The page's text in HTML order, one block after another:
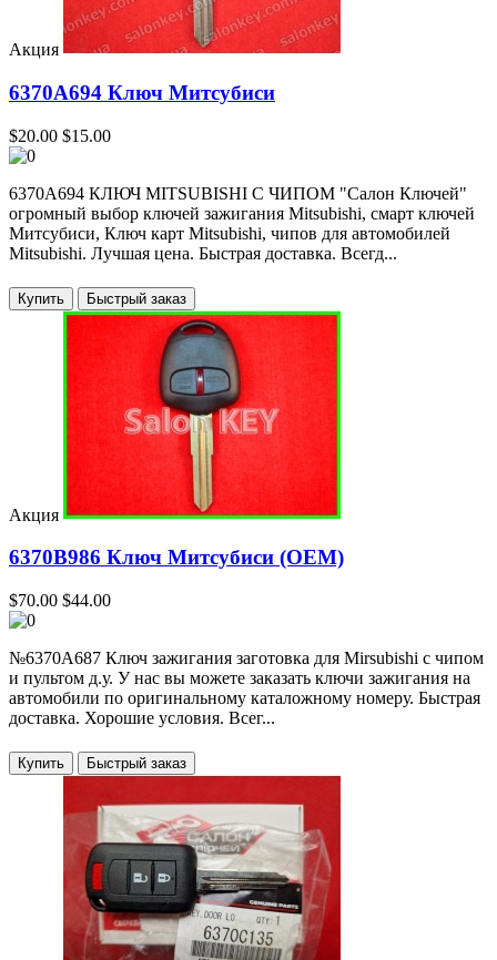
Акция
6370A694 Ключ Митсубиси
$20.00 $15.00
6370A694 КЛЮЧ MITSUBISHI C ЧИПОМ "Салон Ключей"
огромный выбор ключей зажигания Mitsubishi, смарт ключей
Митсубиси, Ключ карт Mitsubishi, чипов для автомобилей
Mitsubishi. Лучшая цена. Быстрая доставка. Всегд...
Купить
Акция
6370B986 Ключ Митсубиси (OEM)
$70.00 $44.00
№6370A687 Ключ зажигания заготовка для Mirsubishi с чипом
и пультом д.у. У нас вы можете заказать ключи зажигания на
автомобили по оригинальному каталожному номеру. Быстрая
доставка. Хорошие условия. Всег...
Купить